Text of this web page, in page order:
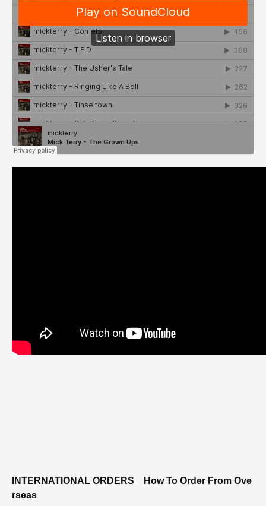
INTERNATIONAL ORDERS How To Order From Ove
rseas